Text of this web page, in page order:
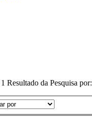
1 Resultado da Pesquisa por: